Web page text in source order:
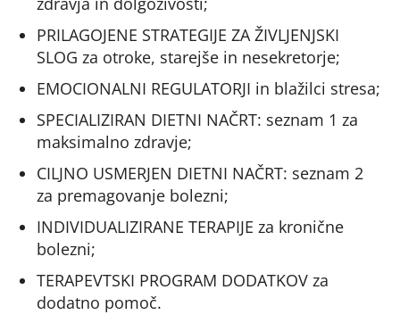
PRILAGOJENE STRATEGIJE ZA ŽIVLJENJSKI
SLOG za otroke, starejše in nesekretorje;
EMOCIONALNI REGULATORJI in blažilci stresa;
SPECIALIZIRAN DIETNI NAČRT: seznam 1 za
maksimalno zdravje;
CILJNO USMERJEN DIETNI NAČRT: seznam 2
za premagovanje bolezni;
INDIVIDUALIZIRANE TERAPIJE za kronične
bolezni;
TERAPEVTSKI PROGRAM DODATKOV za
dodatno pomoč.